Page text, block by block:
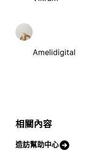
Amelidigital
相關內容
造訪幫助中心